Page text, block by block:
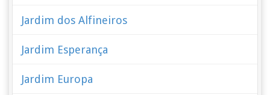
Jardim dos Alfineiros
Jardim Esperança
Jardim Europa